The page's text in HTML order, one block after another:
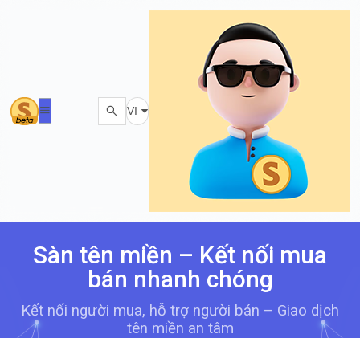
VI
Sàn tên miền – Kết nối mua
bán nhanh chóng
Kết nối người mua, hỗ trợ người bán – Giao dịch
tên miền an tâm